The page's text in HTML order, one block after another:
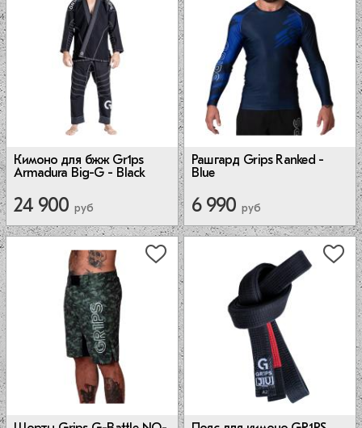
Кимоно для бжж Gr1ps
Armadura Big-G - Black
24 900 руб
Рашгард Grips Ranked -
Blue
6 990 руб